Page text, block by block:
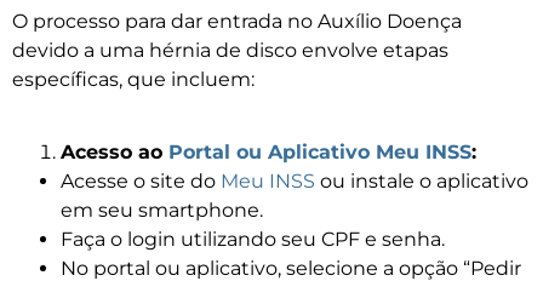
O processo para dar entrada no Auxílio Doença
devido a uma hérnia de disco envolve etapas
específicas, que incluem:
Acesso ao Portal ou Aplicativo Meu INSS:
Acesse o site do Meu INSS ou instale o aplicativo
em seu smartphone.
Faça o login utilizando seu CPF e senha.
No portal ou aplicativo, selecione a opção “Pedir